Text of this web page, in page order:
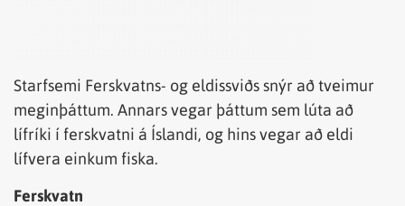
Starfsemi Ferskvatns- og eldissviðs snýr að tveimur
meginþáttum. Annars vegar þáttum sem lúta að
lífríki í ferskvatni á Íslandi, og hins vegar að eldi
lífvera einkum fiska.
Ferskvatn